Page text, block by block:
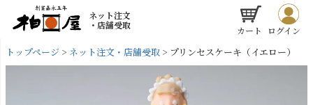
ネット注文
・店舗受取
カート ログイン
トップページ ネット注文・店舗受取 プリンセスケーキ（イエロー）